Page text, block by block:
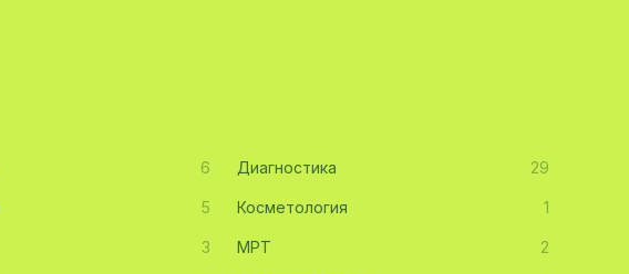
6 Диагностика 29
5 Косметология 1
3 МРТ 2